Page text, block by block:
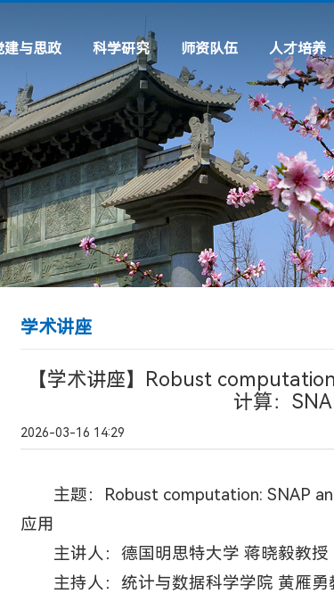
建与思政
理论建设
工作动态
通知公告
先进风采
学习教育
科学研究
科研机构
科研动态
师资队伍
专任教师
行政及辅导员
人才培养
专业设置
虚拟仿真专题
实践专题
学术讲座
【学术讲座】Robust
计算：
2026-03-16 14:29
主题：Robust computation: SNAP
应用
主讲人：德国明思特大学 蒋晓毅教授
主持人：统计与数据科学学院 黄雁勇